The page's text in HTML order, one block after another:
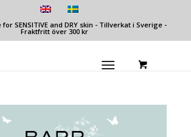
SENSITIVE and DRY skin - Tillverkat i Sverige -
Fraktfritt över 300 kr